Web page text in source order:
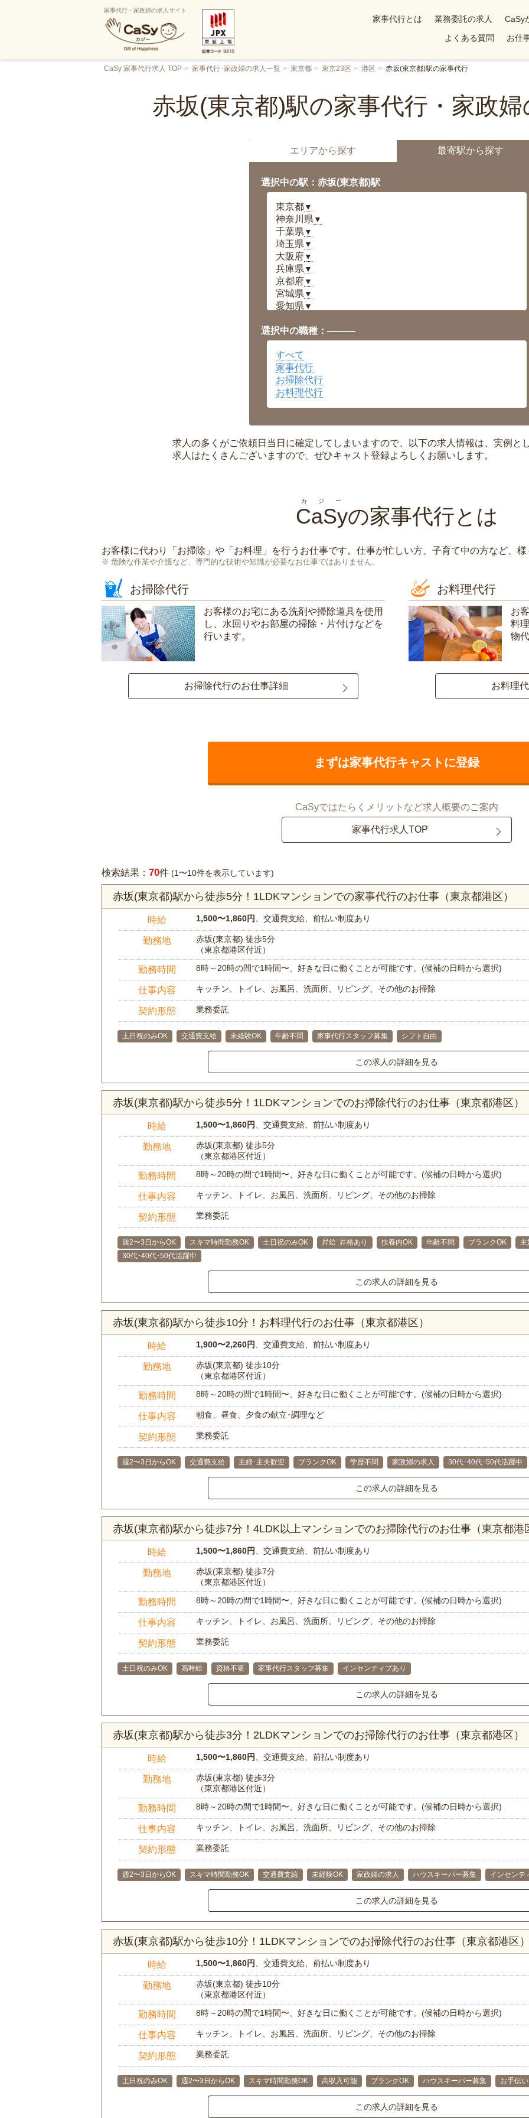
家事代行・家政婦の求人サイト
家事代行とは 業務委託の求人
CaSy
よくある質問
お仕
CaSy 家事代行求人 TOP 家事代行･家政婦の求人一覧 東京都 東京23区 港区 赤坂(東京都)駅の家事代行
赤坂(東京都)駅の家事代行・家政
エリアから探す 最寄駅から探す
選択中の駅：赤坂(東京都)駅
東京都▼
神奈川県 ▼
千葉県 ▼
埼玉県 ▼
大阪府▼
兵庫県 ▼
京都府▼
宮城県 ▼
愛知県 ▼
岡山県▼
広島県▼
沖縄県
選択中の職種：———
すべて
家事代行
お掃除代行
お料理代行
求人の多くがご依頼日当日に確定してしまいますので、以下の求人情報は、実例と
求人はたくさんございますので、ぜひキャスト登録よろしくお願いします。
CaSy
カジー
の家事代行とは
お客様に代わり「 お掃除 」や「 お料理 」を行うお仕事です。仕事が忙しい方、子育て中の方など、
危険な作業や介護など、専門的な技術や知識が必要なお仕事ではありません。
お掃除代行
お客様のお宅にある洗剤や掃除道具を使用
し、水回りやお部屋の掃除・片付けなどを
行います。
お掃除代行のお仕事詳細
お料理代行
お
料
物
お料理
まずは家事代行キャストに登録
CaSyではたらくメリットなど求人概要のご案内
家事代行求人TOP
検索結果： 70件 (1〜10件を表示しています)
赤坂(東京都)駅から徒歩5分！1LDKマンションでの家事代行のお仕事（東京都港区）
時給 1,500〜1,860円 、交通費支給、前払い制度あり
勤務地
赤坂(東京都) 徒歩5分
（東京都港区付近）
勤務時間 8時～20時の間で1時間〜、好きな日に働くことが可能です。(候補の日時から選択)
仕事内容 キッチン、トイレ、お風呂、洗面所、リビング、その他のお掃除
契約形態 業務委託
土日祝のみOK 交通費支給 未経験OK 年齢不問 家事代行スタッフ募集 シフト自由
この求人の詳細を見る
赤坂(東京都)駅から徒歩5分！1LDKマンションでのお掃除代行のお仕事（東京都港区）
時給 1,500〜1,860円 、交通費支給、前払い制度あり
勤務地
赤坂(東京都) 徒歩5分
（東京都港区付近）
勤務時間 8時～20時の間で1時間〜、好きな日に働くことが可能です。(候補の日時から選択)
仕事内容 キッチン、トイレ、お風呂、洗面所、リビング、その他のお掃除
契約形態 業務委託
週2〜3日からOK スキマ時間勤務OK 土日祝のみOK 昇給･昇格あり 扶養内OK 年齢不問 ブランクOK
主
30代･40代･50代活躍中
この求人の詳細を見る
赤坂(東京都)駅から徒歩10分！お料理代行のお仕事（東京都港区）
時給 1,900〜2,260円 、交通費支給、前払い制度あり
勤務地
赤坂(東京都) 徒歩10分
（東京都港区付近）
勤務時間 8時～20時の間で1時間〜、好きな日に働くことが可能です。(候補の日時から選択)
仕事内容 朝食、昼食、夕食の献立･調理など
契約形態 業務委託
週2〜3日からOK 交通費支給 主婦･主夫歓迎 ブランクOK 学歴不問 家政婦の求人 30代･40代･50代活躍中
この求人の詳細を見る
赤坂(東京都)駅から徒歩7分！4LDK以上マンションでのお掃除代行のお仕事（東京都港
時給 1,500〜1,860円 、交通費支給、前払い制度あり
勤務地
赤坂(東京都) 徒歩7分
（東京都港区付近）
勤務時間 8時～20時の間で1時間〜、好きな日に働くことが可能です。(候補の日時から選択)
仕事内容 キッチン、トイレ、お風呂、洗面所、リビング、その他のお掃除
契約形態 業務委託
土日祝のみOK 高時給 資格不要 家事代行スタッフ募集 インセンティブあり
この求人の詳細を見る
赤坂(東京都)駅から徒歩3分！2LDKマンションでのお掃除代行のお仕事（東京都港区）
時給 1,500〜1,860円 、交通費支給、前払い制度あり
勤務地
赤坂(東京都) 徒歩3分
（東京都港区付近）
勤務時間 8時～20時の間で1時間〜、好きな日に働くことが可能です。(候補の日時から選択)
仕事内容 キッチン、トイレ、お風呂、洗面所、リビング、その他のお掃除
契約形態 業務委託
週2〜3日からOK スキマ時間勤務OK 交通費支給 未経験OK 家政婦の求人 ハウスキーパー募集 インセンテ
この求人の詳細を見る
赤坂(東京都)駅から徒歩10分！1LDKマンションでのお掃除代行のお仕事（東京都港区
時給 1,500〜1,860円 、交通費支給、前払い制度あり
勤務地
赤坂(東京都) 徒歩10分
（東京都港区付近）
勤務時間 8時～20時の間で1時間〜、好きな日に働くことが可能です。(候補の日時から選択)
仕事内容 キッチン、トイレ、お風呂、洗面所、リビング、その他のお掃除
契約形態 業務委託
土日祝のみOK 週2〜3日からOK スキマ時間勤務OK 高収入可能 ブランクOK ハウスキーパー募集 お手伝
この求人の詳細を見る